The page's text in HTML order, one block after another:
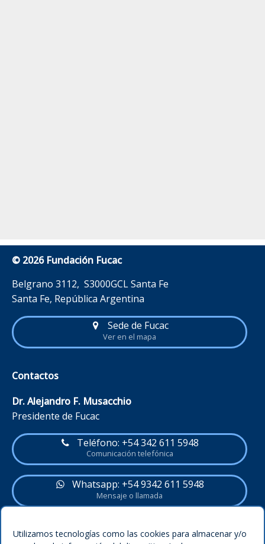
Utilizamos tecnologías como las cookies para almacenar y/o
© 2026 Fundación Fucac
Belgrano 3112, S3000GCL Santa Fe
Santa Fe, República Argentina
Sede de Fucac
Ver en el mapa
Contactos
Dr. Alejandro F. Musacchio
Presidente de Fucac
Teléfono: +54 342 611 5948
Comunicación telefónica
Whatsapp: +54 9342 611 5948
Mensaje o llamada
Política del sitio